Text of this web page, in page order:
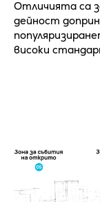
Отличията са
дейност
високи